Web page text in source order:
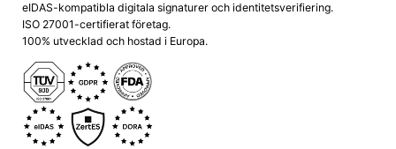
eIDAS-kompatibla digitala signaturer och identitetsverifiering.
ISO 27001-certifierat företag.
100% utvecklad och hostad i Europa.